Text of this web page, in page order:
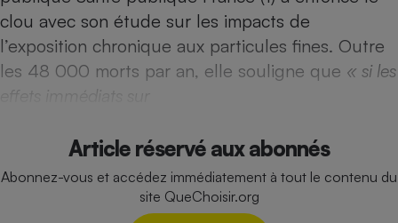
clou avec son étude sur les impacts de
l’exposition chronique aux particules fines. Outre
les 48 000 morts par an, elle souligne que « si les
effets immédiats sur
Article réservé aux abonnés
Abonnez-vous et accédez immédiatement à tout le contenu du
site QueChoisir.org
Plaque de cuisson à
induction
Téléphone mobile -
Smartphone
Climatiseur -
Ventilateur